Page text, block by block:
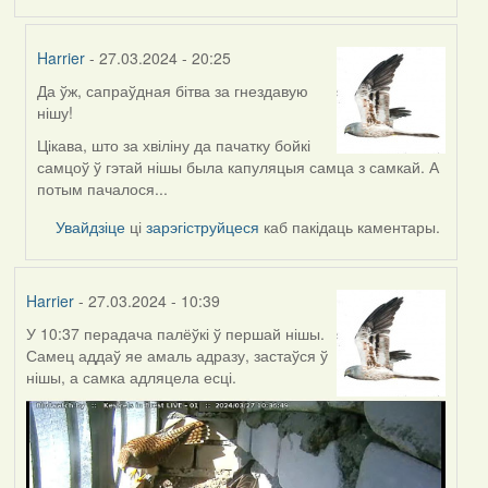
Harrier - 27.03.2024 - 20:25
In
reply
to
by
Feather
Да ўж, сапраўдная бітва за гнездавую
нішу!
Цікава, што за хвіліну да пачатку бойкі
самцоў ў гэтай нішы была капуляцыя самца з самкай. А
потым пачалося...
Увайдзіце цізарэгіструйцеся каб пакідаць каментары.
Harrier- 27.03.2024 - 10:39
У 10:37 перадача палёўкі ў першай нішы.
Самец аддаў яе амаль адразу, застаўся ў
нішы, а самка адляцела есці.